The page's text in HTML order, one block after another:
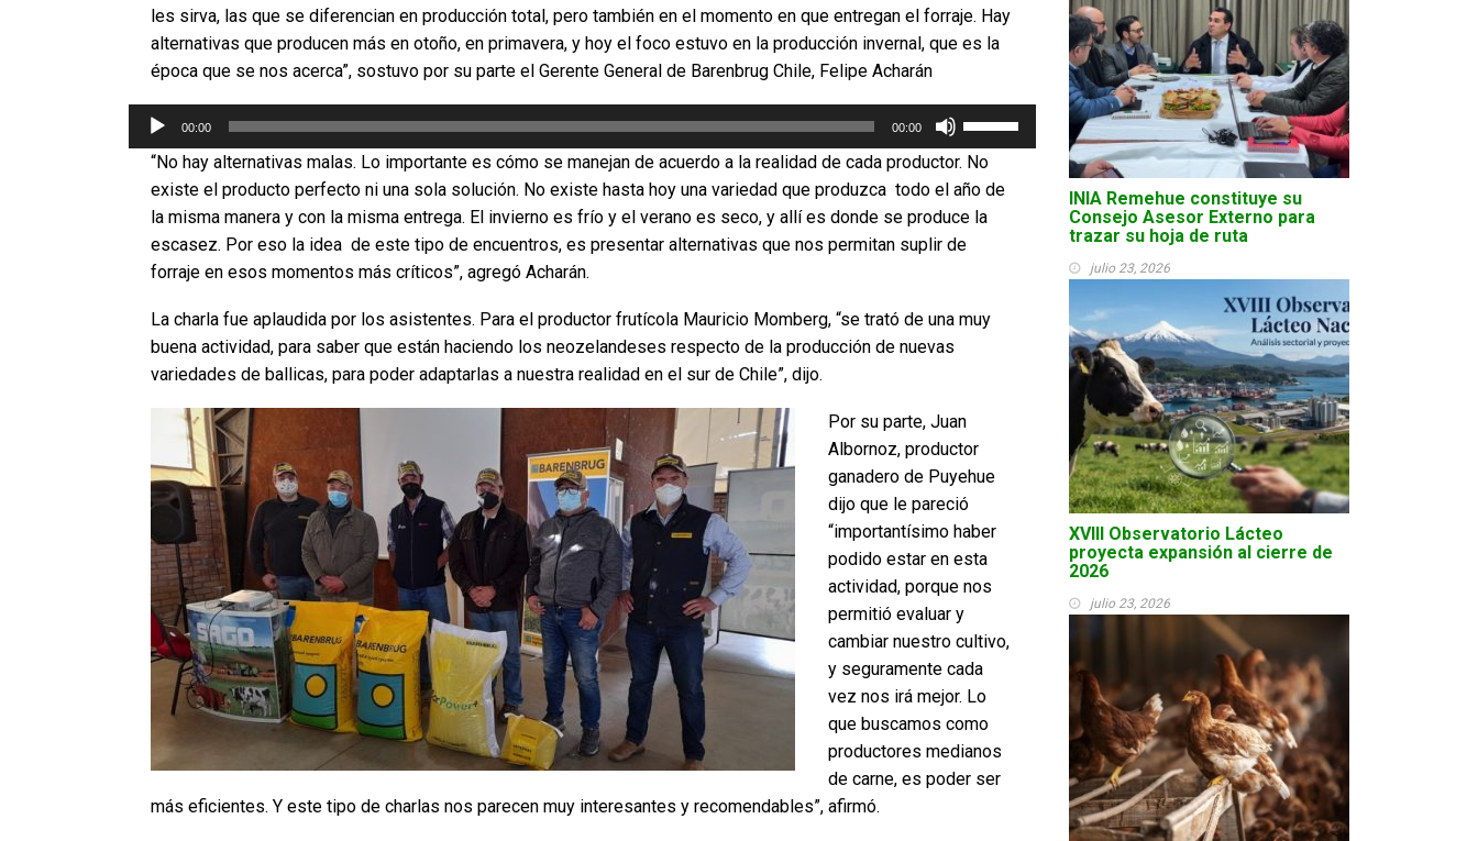
les sirva, las que se diferencian en producción total, pero también en el momento en que entregan el forraje. Hay
alternativas que producen más en otoño, en primavera, y hoy el foco estuvo en la producción invernal, que es la
época que se nos acerca”, sostuvo por su parte el Gerente General de Barenbrug Chile, Felipe Acharán
Reproductor
audio
00:00 00:00
las
teclas
de
arriba/abajo
para
disminuir
“No hay alternativas malas. Lo importante es cómo se manejan de acuerdo a la realidad de cada productor. No
existe el producto perfecto ni una sola solución. No existe hasta hoy una variedad que produzca todo el año de
la misma manera y con la misma entrega. El invierno es frío y el verano es seco, y allí es donde se produce la
escasez. Por eso la idea de este tipo de encuentros, es presentar alternativas que nos permitan suplir de
forraje en esos momentos más críticos”, agregó Acharán.
La charla fue aplaudida por los asistentes. Para el productor frutícola Mauricio Momberg, “se trató de una muy
buena actividad, para saber que están haciendo los neozelandeses respecto de la producción de nuevas
variedades de ballicas, para poder adaptarlas a nuestra realidad en el sur de Chile”, dijo.
Por su parte, Juan
Albornoz, productor
ganadero de Puyehue
dijo que le pareció
“importantísimo haber
podido estar en esta
actividad, porque nos
permitió evaluar y
cambiar nuestro cultivo,
y seguramente cada
vez nos irá mejor. Lo
que buscamos como
productores medianos
de carne, es poder ser
más eficientes. Y este tipo de charlas nos parecen muy interesantes y recomendables”, afirmó.
INIA Remehue constituye su
Consejo Asesor Externo para
trazar su hoja de ruta
julio 23, 2026
XVIII Observatorio Lácteo
proyecta expansión al cierre de
2026
julio 23, 2026